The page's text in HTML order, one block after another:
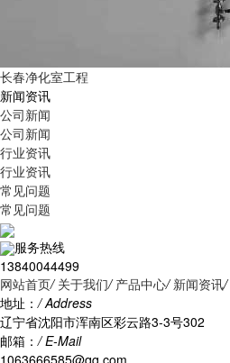
长春净化室工程
新闻资讯
公司新闻
公司新闻
行业资讯
行业资讯
常见问题
常见问题
服务热线
13840044499
网站首页/ 关于我们/ 产品中心/ 新闻资讯/
地址：/ Address
辽宁省沈阳市浑南区彩云路3-3号302
邮箱：/ E-Mail
1063666585@qq.com